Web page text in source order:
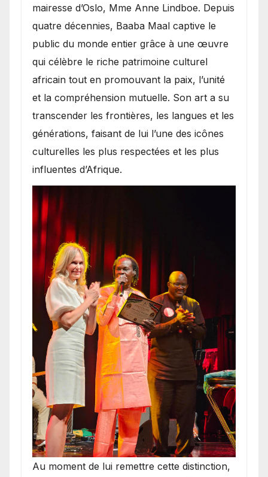
mairesse d’Oslo, Mme Anne Lindboe. Depuis
quatre décennies, Baaba Maal captive le
public du monde entier grâce à une œuvre
qui célèbre le riche patrimoine culturel
africain tout en promouvant la paix, l’unité
et la compréhension mutuelle. Son art a su
transcender les frontières, les langues et les
générations, faisant de lui l’une des icônes
culturelles les plus respectées et les plus
influentes d’Afrique.
​Au moment de lui remettre cette distinction,